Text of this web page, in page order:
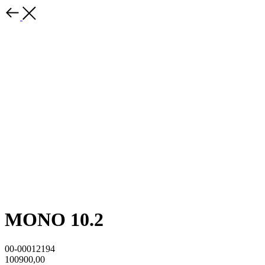
MONO 10.2
00-00012194
100900,00